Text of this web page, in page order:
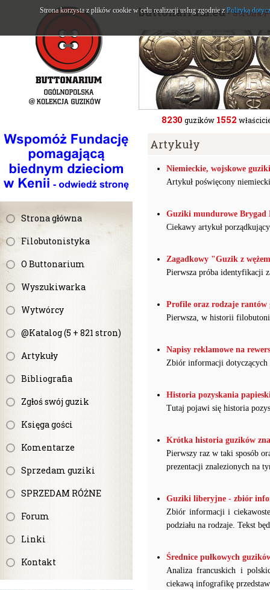
Strona główna
Filobutonistyka
O Buttonarium
Wyszukiwarka
Wytwórcy
@Katalog (5 + 821 stron)
Artykuły
Bibliografia
Zgłoś swój guzik
Księga gości
Komentarze
Sprzedam guziki
SPRZEDAM RÓŻNE
Forum
Linki
Kontakt
buttonarium.eu- Strona
8230 guzików 1552
Artykuły
Niemieckie, wojskowe
Artykuł poświęcony
Guziki mundurowe
Ciekawy artykuł
Zagadkowy "Guzik z
Pierwsza próba identyfikacji
Profile oraz rodzaje
Pierwsza, w historii
Napisy reklamowe na
Zbiór informacji dotyczących
Historia pozyskania
Tutaj pojawi się historia
Krótka historia guzików
Pierwszy raz w taki sposób
prezentacji znalezionych na
Guziki liberyjne - zbiór
Zbiór informacji i
podziału na rodzaje. Tekst
Średnice pułkowych
Analiza francuskich i
ciekawą infografikę
Strona korzysta z plików cookie w celu realizacji usług zgodnie z Polityką